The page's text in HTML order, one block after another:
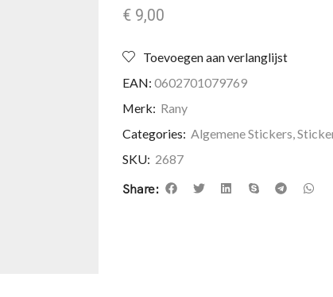
€ 9,00
Toevoegen aan verlanglijst
EAN: 0602701079769
Merk: Rany
Categories: Algemene Stickers,
SKU: 2687
Share: